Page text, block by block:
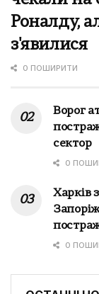
Роналду,
з'явилися
0 ПОШИРИТИ
Ворог
сектор
0
Харків
0